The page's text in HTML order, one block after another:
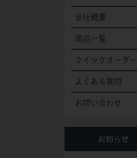
会社概要
商品一覧
クイックオーダー
よくある質問
お問い合わせ
お知らせ